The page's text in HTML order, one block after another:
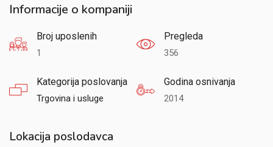
Informacije o kompaniji
Broj uposlenih
1
Pregleda
356
Kategorija poslovanja
Trgovina i usluge
Godina osnivanja
2014
Lokacija poslodavca